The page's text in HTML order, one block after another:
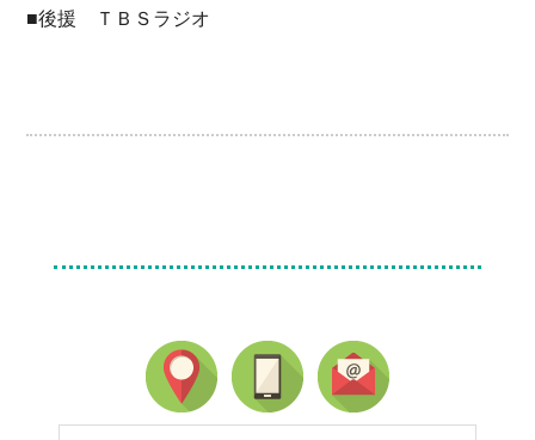
■後援 ＴＢＳラジオ